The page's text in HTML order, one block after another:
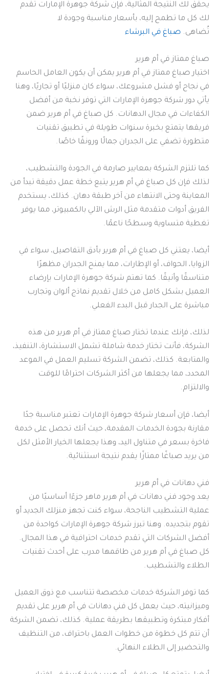
يحقق لك النتيجة المثالية، فإن شركة جوهرة الإمارات تقدم
لك كل ما تطمح إليه، بأسعار مناسبة وجودة لا
تُضاهى. صباغ في البرشاء
صباغ ممتاز في أم هرير
اختيار صباغ ممتاز في أم هرير يمكن أن يكون العامل الحاسم
في نجاح أو فشل مشروعك، سواء كان منزليًا أو تجاريًا، وهنا
يأتي دور شركة جوهرة الإمارات التي توفر نخبة من أفضل
الكفاءات في مجال الدهانات. كل صباغ في أم هرير ضمن
فريقها يتمتع بخبرة سنوات طويلة في تطبيق تقنيات
متطورة تضفي على الجدران جمالًا ورونقًا خاصًا.
كما تلتزم الشركة بمعايير صارمة في الجودة والتشطيب،
لذلك فإن كل صباغ في أم هرير يتبع خطة عمل دقيقة تبدأ من
المعاينة وحتى الانتهاء من آخر طبقة دهان. كذلك، يستخدم
الفريق أدوات متقدمة مثل الرش الآلي بالكمبيوتر، مما يوفر
تغطية متساوية وسطحًا ناعمًا.
أيضا، يعتني كل صباغ في أم هرير بأدق التفاصيل، سواء في
الزوايا، الحواف، أو الإطارات، مما يمنح الجدران مظهرًا
متناسقًا وأنيقًا. كما تهتم شركة جوهرة الإمارات بإرضاء
العميل بشكل كامل من خلال تقديم نماذج ألوان وتجارب
مباشرة على الجدار قبل البدء الفعلي.
لذلك، فإنك عندما تختار صباغ ممتاز في أم هرير من هذه
الشركة، فأنت تختار خدمة شاملة تشمل الاستشارة، التنفيذ،
والمتابعة. كذلك، تضمن الشركة تسليم العمل في الموعد
المحدد، مما يجعلها من أكثر الشركات احترامًا للوقت
والالتزام.
أيضا، فإن أسعار شركة جوهرة الإمارات تعتبر مناسبة جدًا
مقارنة بجودة الخدمات المقدمة، حيث أنك تحصل على خدمة
فاخرة بسعر في متناول اليد، وهذا يجعلها الخيار الأمثل لكل
من يريد صباغًا ممتازًا يقدم نتيجة استثنائية.
فني دهانات في أم هرير
يعد وجود فني دهانات في أم هرير ماهر جزءًا أساسيًا من
عملية التشطيب الناجحة، سواء كنت تجهز منزلك الجديد أو
تقوم بتجديده. وهنا تبرز شركة جوهرة الإمارات كواحدة من
أفضل الشركات التي تقدم خدمات احترافية في هذا المجال.
كل صباغ في أم هرير من طاقمها مدرب على أحدث تقنيات
الطلاء والتشطيب.
كما توفر الشركة خدمات مخصصة تتناسب مع ذوق العميل
وميزانيته، حيث يعمل كل فني دهانات في أم هرير على تقديم
أفكار مبتكرة وتطبيقها بطريقة عملية. كذلك، تضمن الشركة
أن تتم كل خطوة من خطوات العمل باحتراف، من التنظيف
والتحضير إلى الطلاء النهائي.